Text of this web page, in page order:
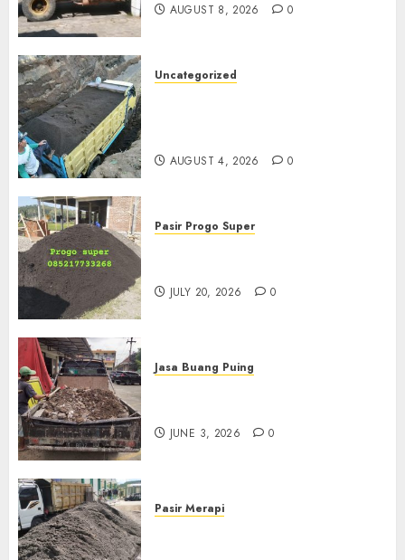
AUGUST 8, 2026 0
Uncategorized
AUGUST 4, 2026 0
Pasir Progo Super
JULY 20, 2026 0
Jasa Buang Puing
JUNE 3, 2026 0
Pasir Merapi